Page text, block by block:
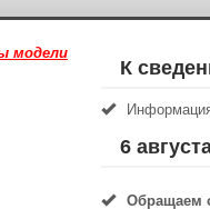
модели
К
6
Обращаем